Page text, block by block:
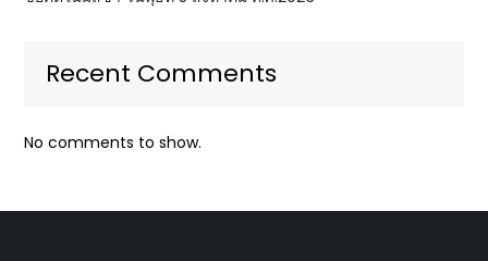
Recent Comments
No comments to show.